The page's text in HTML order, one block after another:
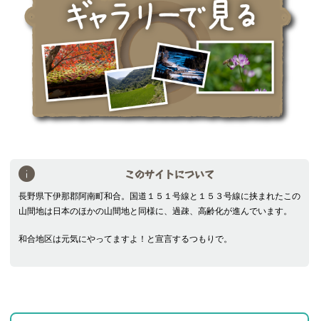
このサイトについて
長野県下伊那郡阿南町和合。国道１５１号線と１５３号線に挟まれたこの
山間地は日本のほかの山間地と同様に、過疎、高齢化が進んでいます。
和合地区は元気にやってますよ！と宣言するつもりで。